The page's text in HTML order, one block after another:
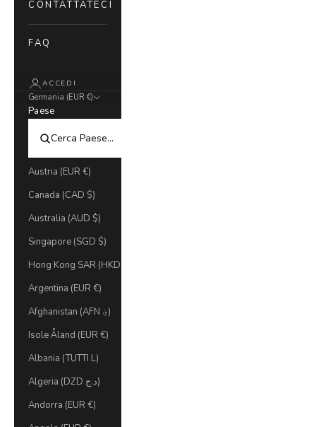
CONTATTATECI
FAQ
ACCEDI
Germania (EUR €)
Paese
Austria (EUR €)
Canada (CAD $)
Australia (AUD $)
Singapore (SGD $)
Hong Kong SAR (HKD $)
Argentina (EUR €)
Afghanistan (AFN ؋)
Isole Åland (EUR €)
Albania (TUTTI L)
Algeria (DZD د.ج)
Andorra (EUR €)